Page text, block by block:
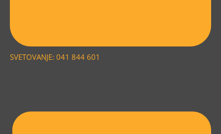
SVETOVANJE: 041 844 601